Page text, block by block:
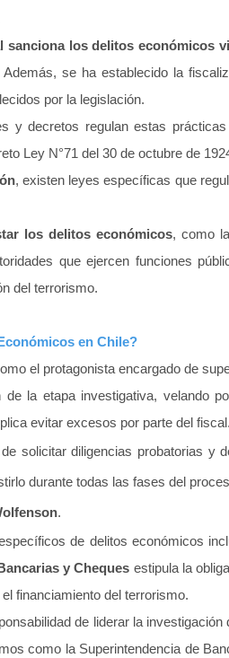
sanciona los delitos económicos
se ha establecido la
por la legislación.
decretos regulan estas
Ley N°71 del 30 de octubre de
, existen leyes específicas que
los delitos económicos, como
que ejercen funciones
del terrorismo.
en Chile?
el protagonista encargado de
la etapa investigativa, velando
evitar excesos por parte del fiscal.
solicitar diligencias probatorias y
durante todas las fases del
.
de delitos económicos
y Cheques estipula la
financiamiento del terrorismo.
de liderar la
como la Superintendencia de